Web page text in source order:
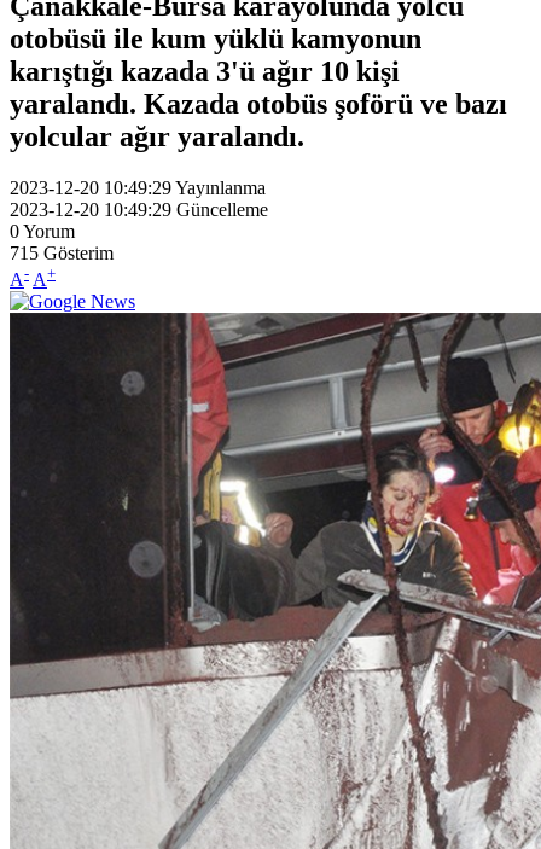
otobüsü ile kum yüklü kamyonun
karıştığı kazada 3'ü ağır 10 kişi
yaralandı. Kazada otobüs şoförü ve bazı
yolcular ağır yaralandı.
2023-12-20 10:49:29Yayınlanma
2023-12-20 10:49:29 Güncelleme
0Yorum
715 Gösterim
A- A+